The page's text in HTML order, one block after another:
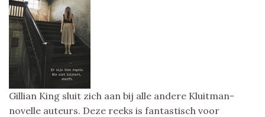
Gillian King sluit zich aan bij alle andere Kluitman-
novelle auteurs. Deze reeks is fantastisch voor